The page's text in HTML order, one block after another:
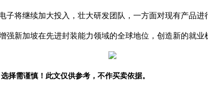
子将继续加大投入，壮大研发团队，一方面对现有产品
强新加坡在先进封装能力领域的全球地位，创造新的就
择需谨慎！此文仅供参考，不作买卖依据。